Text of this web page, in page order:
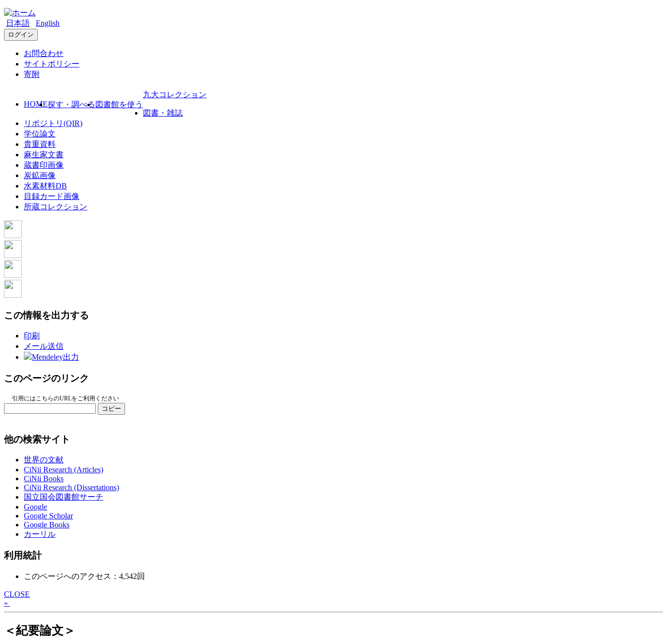
日本語 English
ログイン
お問合わせ
サイトポリシー
寄附
HOME探す・調べる 図書館を使う
九大コレクション
図書・雑誌
リポジトリ(QIR)
学位論文
貴重資料
麻生家文書
蔵書印画像
炭鉱画像
水素材料DB
目録カード画像
所蔵コレクション
この情報を出力する
印刷
メール送信
Mendeley出力
このページのリンク
引用にはこちらのURLをご利用ください
コピー
他の検索サイト
世界の文献
CiNii Research (Articles)
CiNii Books
CiNii Research (Dissertations)
国立国会図書館サーチ
Google
Google Scholar
Google Books
カーリル
利用統計
このページへのアクセス：4,542回
CLOSE
»
＜紀要論文＞